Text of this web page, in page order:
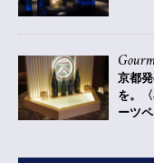
京都
を。
ーツ